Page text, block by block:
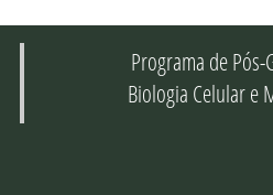
Programa de
Biologia Celular e